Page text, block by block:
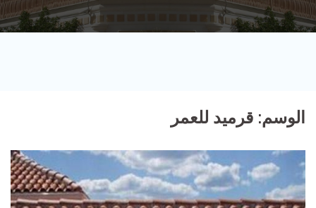
الوسم: قرميد للعمر